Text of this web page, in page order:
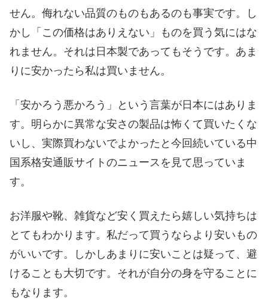
せん。侮れない品質のものもあるのも事実です。し
かし「この価格はありえない」ものを買う気にはな
れません。それは日本製であってもそうです。あま
りに安かったら私は買いません。
「安かろう悪かろう」という言葉が日本にはありま
す。明らかに異常な安さの製品は怖くて買いたくな
いし、実際買わないでよかったと今回続いている中
国系格安通販サイトのニュースを見て思っていま
す。
お洋服や靴、雑貨など安く買えたら嬉しい気持ちは
とてもわかります。私だって買うならより安いもの
がいいです。しかしあまりに安いことは疑って、避
けることも大切です。それが自分の身を守ることに
もなります。